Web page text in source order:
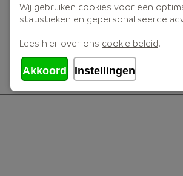
Wij gebruiken cookies voor een
statistieken en gepersonaliseerde
Lees hier over ons cookie beleid.
Akkoord Instellingen